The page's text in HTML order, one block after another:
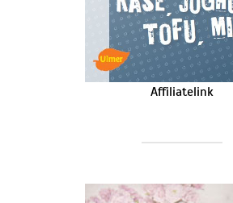
Affiliatelink